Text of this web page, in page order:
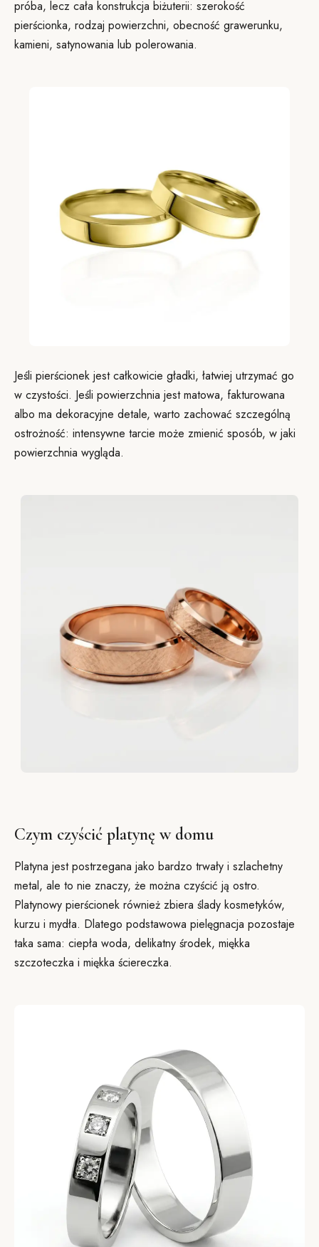
próba, lecz cała konstrukcja biżuterii: szerokość
pierścionka, rodzaj powierzchni, obecność grawerunku,
kamieni, satynowania lub polerowania.
Jeśli pierścionek jest całkowicie gładki, łatwiej utrzymać go
w czystości. Jeśli powierzchnia jest matowa, fakturowana
albo ma dekoracyjne detale, warto zachować szczególną
ostrożność: intensywne tarcie może zmienić sposób, w jaki
powierzchnia wygląda.
Czym czyścić platynę w domu
Platyna jest postrzegana jako bardzo trwały i szlachetny
metal, ale to nie znaczy, że można czyścić ją ostro.
Platynowy pierścionek również zbiera ślady kosmetyków,
kurzu i mydła. Dlatego podstawowa pielęgnacja pozostaje
taka sama: ciepła woda, delikatny środek, miękka
szczoteczka i miękka ściereczka.